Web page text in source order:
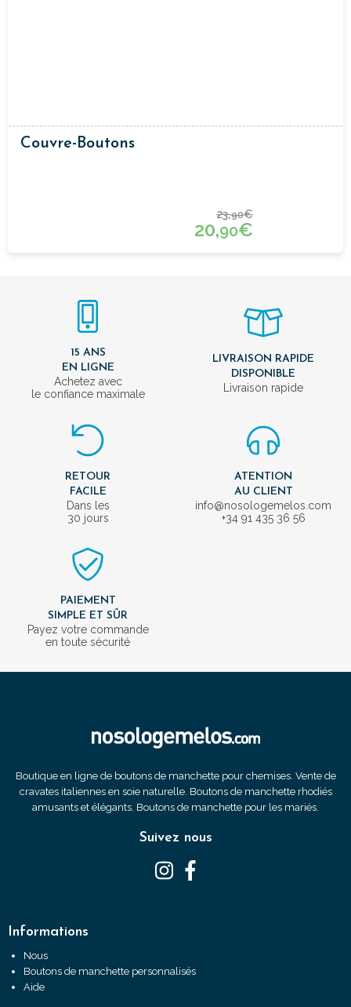
Couvre-Boutons
23,90€
20,90€
15 ANS
EN LIGNE
Achetez avec
le confiance maximale
LIVRAISON RAPIDE
DISPONIBLE
Livraison rapide
RETOUR
FACILE
Dans les
30 jours
ATENTION
AU CLIENT
info@nosologemelos.com
+34 91 435 36 56
PAIEMENT
SIMPLE ET SÛR
Payez votre commande
en toute sécurité
Boutique en ligne de boutons de manchette pour chemises. Vente de
cravates italiennes en soie naturelle. Boutons de manchette rhodiés
amusants et élégants. Boutons de manchette pour les mariés.
Suivez nous
Informations
Nous
Boutons de manchette personnalisés
Aide